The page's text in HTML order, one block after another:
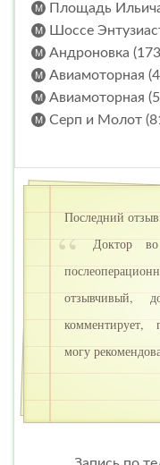
Площадь
Шоссе
Андроновка
Авиамоторная
Авиамоторная
Серп и Молот
Последний
Доктор
отзывчивый,
комментирует,
могу